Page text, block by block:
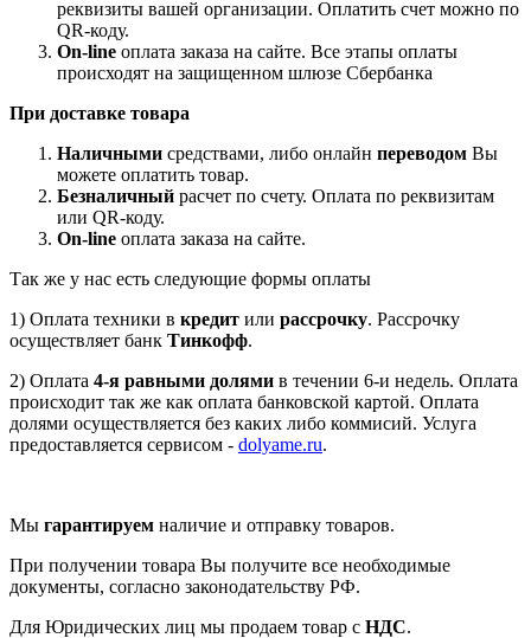
реквизиты вашей организации. Оплатить счет можно по
QR-коду.
On-line оплата заказа на сайте. Все этапы оплаты
происходят на защищенном шлюзе Сбербанка
При доставке товара
Наличными средствами, либо онлайн переводом Вы
можете оплатить товар.
Безналичный расчет по счету. Оплата по реквизитам
или QR-коду.
On-line оплата заказа на сайте.
Так же у нас есть следующие формы оплаты
1) Оплата техники в кредит или рассрочку. Рассрочку
осуществляет банк Тинкофф.
2) Оплата 4-я равными долями в течении 6-и недель. Оплата
происходит так же как оплата банковской картой. Оплата
долями осуществляется без каких либо коммисий. Услуга
предоставляется сервисом - dolyame.ru.
Мы гарантируем наличие и отправку товаров.
При получении товара Вы получите все необходимые
документы, согласно законодательству РФ.
Для Юридических лиц мы продаем товар с НДС.